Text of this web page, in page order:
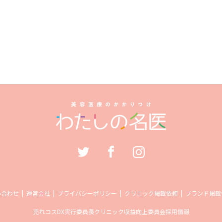
わせ 運営会社 プライバシーポリシー クリニック掲載依頼 ブランド掲
売れコスDX実行委員長クリニック収益向上委員会採用情報